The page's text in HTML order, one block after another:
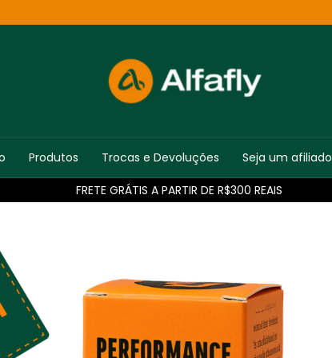
3X SEM JUROS ACIMA DE R$600 REAIS
Produtos Trocas e Devoluções Seja um afiliado